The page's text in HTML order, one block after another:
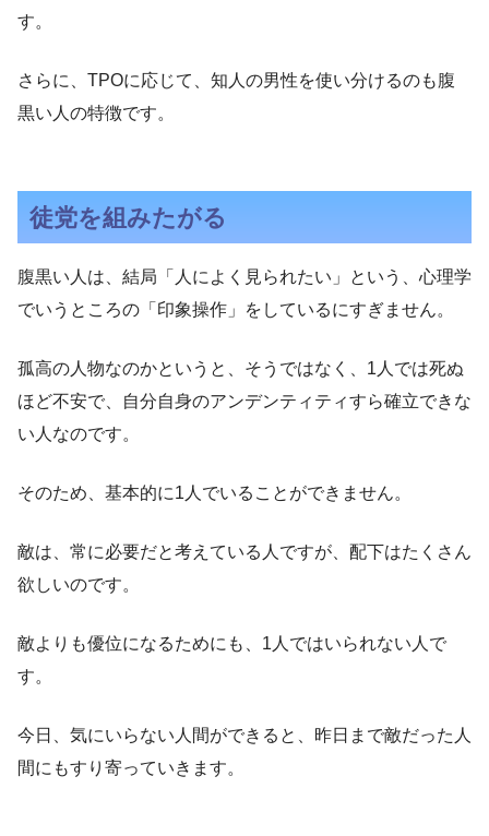
す。
さらに、TPOに応じて、知人の男性を使い分けるのも腹
黒い人の特徴です。
徒党を組みたがる
腹黒い人は、結局「人によく見られたい」という、心理学
でいうところの「印象操作」をしているにすぎません。
孤高の人物なのかというと、そうではなく、1人では死ぬ
ほど不安で、自分自身のアンデンティティすら確立できな
い人なのです。
そのため、基本的に1人でいることができません。
敵は、常に必要だと考えている人ですが、配下はたくさん
欲しいのです。
敵よりも優位になるためにも、1人ではいられない人で
す。
今日、気にいらない人間ができると、昨日まで敵だった人
間にもすり寄っていきます。